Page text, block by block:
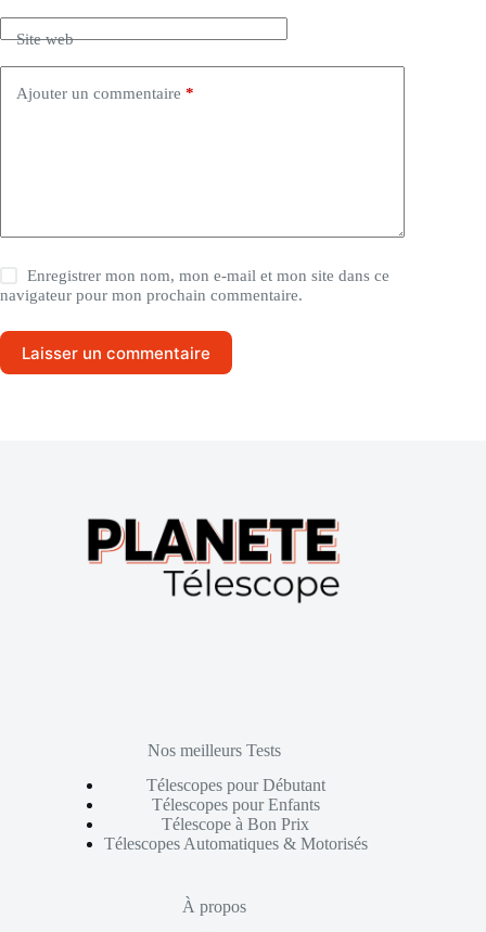
Site web
Ajouter un commentaire *
Enregistrer mon nom, mon e-mail et mon site dans ce
navigateur pour mon prochain commentaire.
Laisser un commentaire
Nos meilleurs Tests
Télescopes pour Débutant
Télescopes pour Enfants
Télescope à Bon Prix
Télescopes Automatiques & Motorisés
À propos